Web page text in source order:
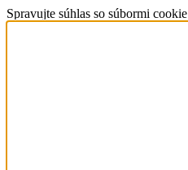
Spravujte súhlas so súbormi cookie